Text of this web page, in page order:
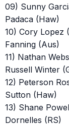
09) Sunny
Padaca (Haw)
10) Cory Lopez
Fanning (Aus)
11) Nathan
Russell Winter
12) Peterson
Sutton (Haw)
13) Shane
Dornelles (RS)